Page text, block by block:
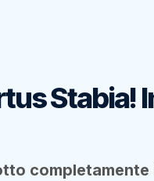
Stabia!
completamente